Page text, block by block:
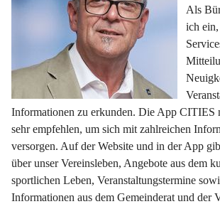
Als
ich
Informationen zu erkunden. Die App CITIES
sehr empfehlen, um sich mit zahlreichen
versorgen. Auf der Website und in der App
über unser Vereinsleben, Angebote aus dem
sportlichen Leben, Veranstaltungstermine
Informationen aus dem Gemeinderat und der